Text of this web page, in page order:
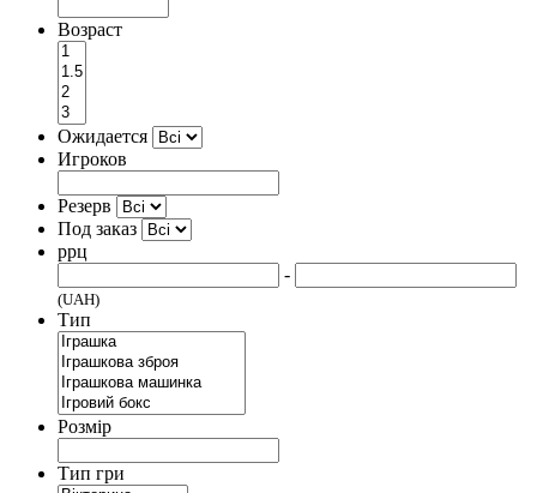
Возраст
Ожидается
Игроков
Резерв
Под заказ
ррц
-
(UAH)
Тип
Розмір
Тип гри